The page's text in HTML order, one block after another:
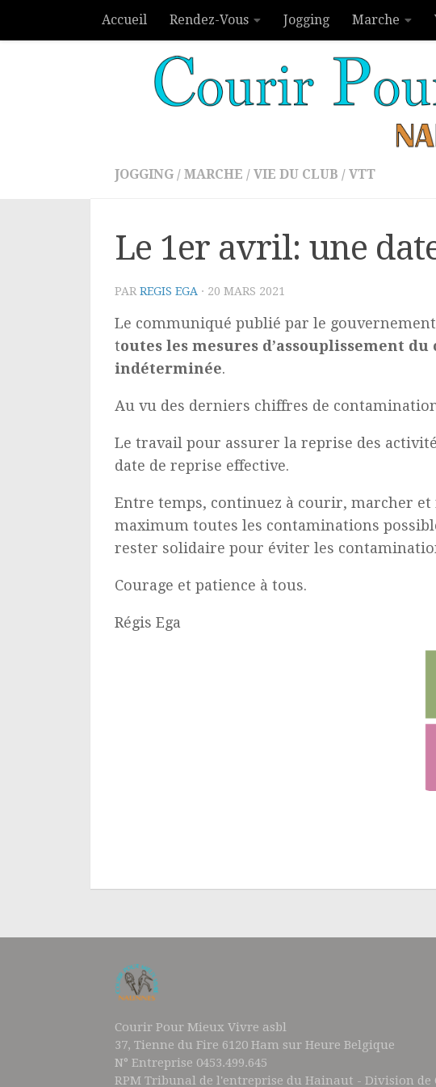
Skip to contentAccueil Rendez-Vous Jogging Marche
JOGGING / MARCHE / VIE DU CLUB / VTT
Le 1er avril: une
PAR REGIS EGA · 20 MARS 2021
Le communiqué publié par le
toutes les mesures d’assouplissement
indéterminée.
Au vu des derniers chiffres de
Le travail pour assurer la reprise des
date de reprise effective.
Entre temps, continuez à courir, marcher
maximum toutes les contaminations
rester solidaire pour éviter les
Courage et patience à tous.
Régis Ega
Courir Pour Mieux Vivre asbl
37, Tienne du Fire 6120 Ham sur Heure Belgique
N° Entreprise 0453.499.645
RPM Tribunal de l'entreprise du Hainaut - Division de